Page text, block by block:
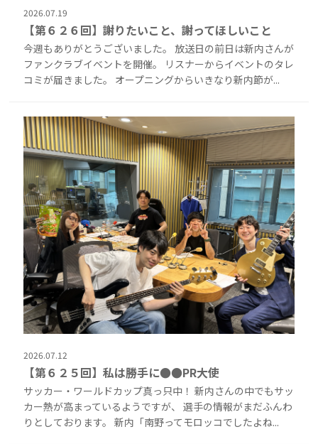
2026.07.19
【第６２６回】謝りたいこと、謝ってほしいこと
今週もありがとうございました。 放送日の前日は新内さんが
ファンクラブイベントを開催。 リスナーからイベントのタレ
コミが届きました。 オープニングからいきなり新内節が...
2026.07.12
【第６２５回】私は勝手に●●PR大使
サッカー・ワールドカップ真っ只中！ 新内さんの中でもサッ
カー熱が高まっているようですが、 選手の情報がまだふんわ
りとしております。 新内「南野ってモロッコでしたよね...